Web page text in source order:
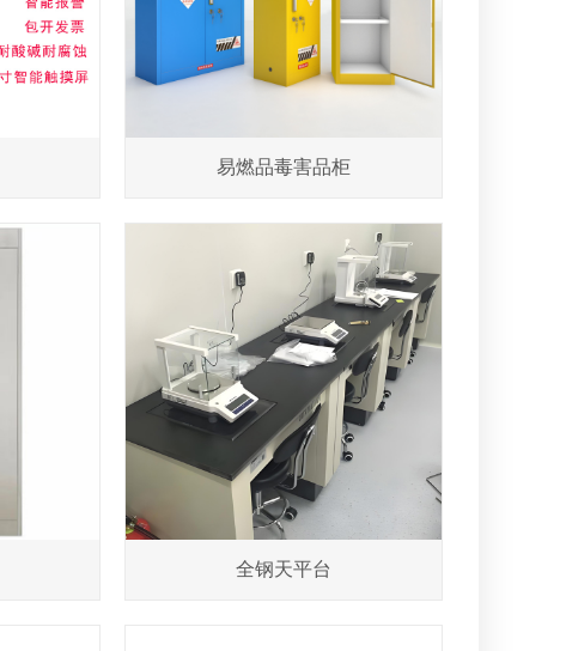
易燃品毒害品柜
全钢天平台